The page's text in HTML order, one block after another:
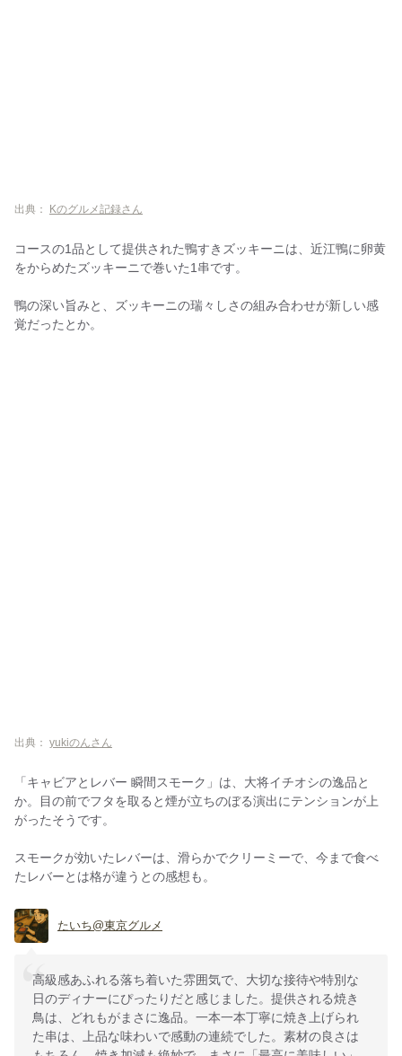
出典： Kのグルメ記録さん
コースの1品として提供された鴨すきズッキーニは、近江鴨に卵黄
をからめたズッキーニで巻いた1串です。
鴨の深い旨みと、ズッキーニの瑞々しさの組み合わせが新しい感
覚だったとか。
出典： yukiのんさん
「キャビアとレバー 瞬間スモーク」は、大将イチオシの逸品と
か。目の前でフタを取ると煙が立ちのぼる演出にテンションが上
がったそうです。
スモークが効いたレバーは、滑らかでクリーミーで、今まで食べ
たレバーとは格が違うとの感想も。
たいち@東京グルメ
高級感あふれる落ち着いた雰囲気で、大切な接待や特別な
日のディナーにぴったりだと感じました。提供される焼き
鳥は、どれもがまさに逸品。一本一本丁寧に焼き上げられ
た串は、上品な味わいで感動の連続でした。素材の良さは